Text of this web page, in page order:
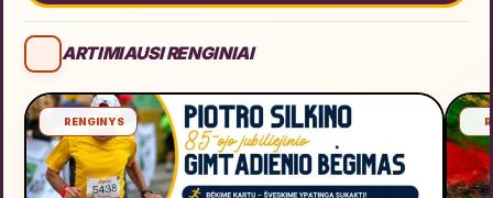
ARTIMIAUSI RENGINIAI
RENGINYS